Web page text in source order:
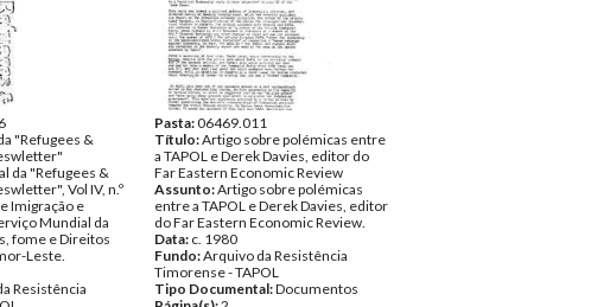
"Refugees &
da "Refugees &
Vol IV, n.º
Imigração e
Mundial da
fome e Direitos
Leste.
Resistência
Pasta:06469.011
Título:Artigo sobre polémicas entre
a TAPOL e Derek Davies, editor do
Far Eastern Economic Review
Assunto:Artigo sobre polémicas
entre a TAPOL e Derek Davies, editor
do Far Eastern Economic Review.
Data: c. 1980
Fundo:Arquivo da Resistência
Timorense - TAPOL
Tipo Documental:Documentos